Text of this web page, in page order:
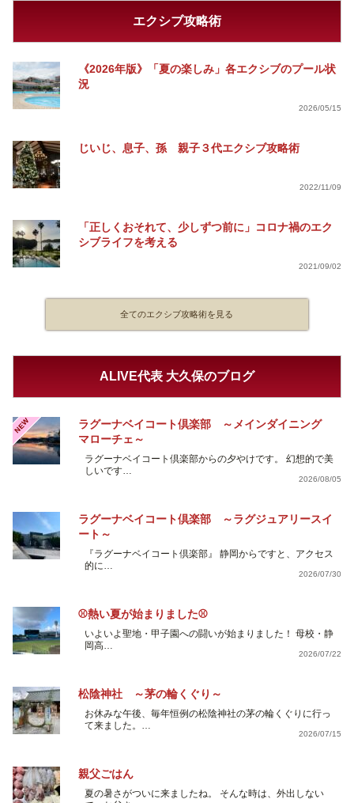
エクシブ攻略術
《2026年版》「夏の楽しみ」各エクシブのプール状
況
2026/05/15
じいじ、息子、孫 親子３代エクシブ攻略術
2022/11/09
「正しくおそれて、少しずつ前に」コロナ禍のエク
シブライフを考える
2021/09/02
全てのエクシブ攻略術を見る
ALIVE代表 大久保のブログ
NEW
ラグーナベイコート倶楽部 ～メインダイニング
マローチェ～
ラグーナベイコート倶楽部からの夕やけです。 幻想的で美
しいです…
2026/08/05
ラグーナベイコート倶楽部 ～ラグジュアリースイ
ート～
『ラグーナベイコート倶楽部』 静岡からですと、アクセス
的に…
2026/07/30
⚾熱い夏が始まりました⚾
いよいよ聖地・甲子園への闘いが始まりました！ 母校・静
岡高…
2026/07/22
松陰神社 ～茅の輪くぐり～
お休みな午後、毎年恒例の松陰神社の茅の輪くぐりに行っ
て来ました。…
2026/07/15
親父ごはん
夏の暑さがついに来ましたね。 そんな時は、外出しない